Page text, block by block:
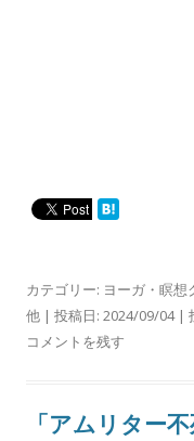
カテゴリー: ヨーガ・瞑想
他 | 投稿日: 2024/09/04|
コメントを残す
「アムリター